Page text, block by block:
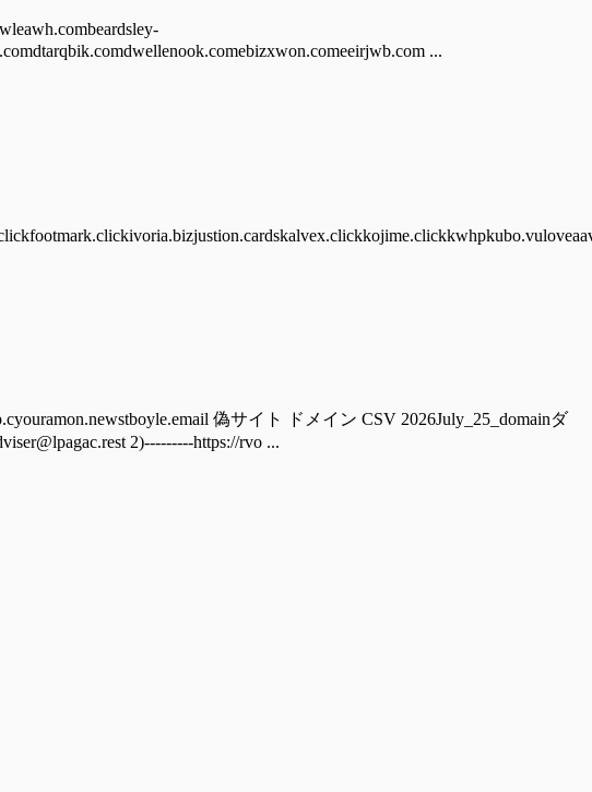
...
偽サイト ドメイン CSV 2026July_25_domainダ
2)---------https://rvo ...